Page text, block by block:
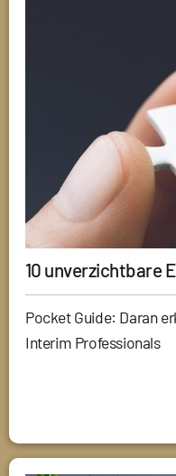
10 unverzichtbare
Pocket Guide: Daran
Interim Professionals